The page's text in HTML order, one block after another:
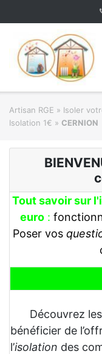
Artisan RGE » Isoler
Isolation 1€ » CERNION
Tout savoir sur
euro :
Poser vos
Découvrez
bénéficier de
l’isolation des